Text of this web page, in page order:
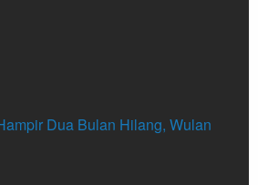
Dua Bulan Hilang, Wulan